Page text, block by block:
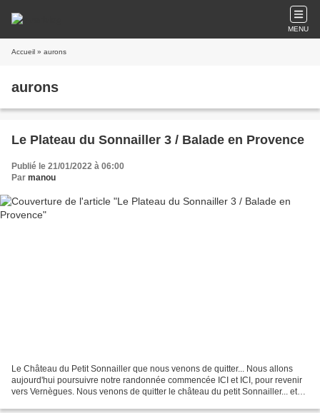
MENU
Accueil » aurons
aurons
Le Plateau du Sonnailler 3 / Balade en Provence
Publié le 21/01/2022 à 06:00
Par manou
Le Château du Petit Sonnailler que nous venons de quitter... Nous allons
aujourd'hui poursuivre notre randonnée commencée ICI et ICI, pour revenir
vers Vernègues. Nous venons de quitter le château du petit Sonnailler... et